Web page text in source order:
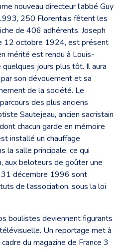
nouveau directeur l’abbé Guy
250 Florentais fêtent les
de 406 adhérents. Joseph
12 octobre 1924, est présent
mérité est rendu à Louis-
jours plus tôt. Il aura
son dévouement et sa
de la société. Le
des plus anciens
Sautejeau, ancien sacristain
chacun garde en mémoire
installé un chauffage
la salle principale, ce qui
aux beloteurs de goûter une
décembre 1996 sont
de l’association, sous la loi
boulistes deviennent figurants
Un reportage met à
du magazine de France 3